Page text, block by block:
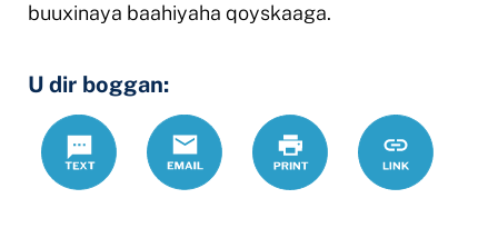
buuxinaya baahiyaha qoyskaaga.
U dir boggan:
Text
Email Daabac
https://
iyo-
Link